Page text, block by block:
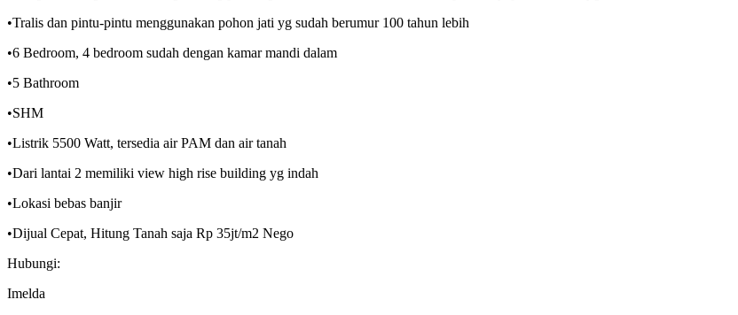
•Tralis dan pintu-pintu menggunakan pohon jati yg sudah berumur 100 tahun lebih
•6 Bedroom, 4 bedroom sudah dengan kamar mandi dalam
•5 Bathroom
•SHM
•Listrik 5500 Watt, tersedia air PAM dan air tanah
•Dari lantai 2 memiliki view high rise building yg indah
•Lokasi bebas banjir
•Dijual Cepat, Hitung Tanah saja Rp 35jt/m2 Nego
Hubungi:
Imelda